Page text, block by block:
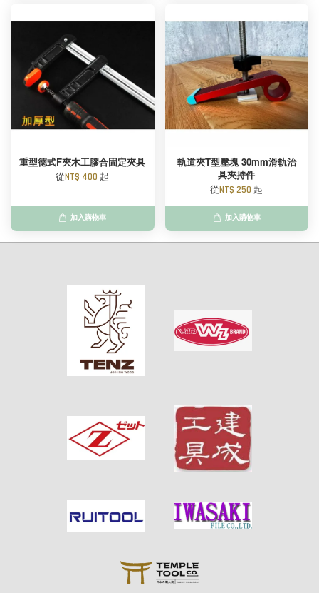
重型德式F夾木工膠合固定夾具
從NT$ 400 起
加入購物車
軌道夾T型壓塊 30mm滑軌治
具夾持件
從NT$ 250 起
加入購物車